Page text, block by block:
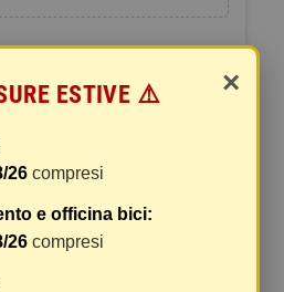
pacco
inviati entro 2 giorni
e vengono spediti
e consegna senza
×
ESTIVE ⚠️
26 compresi
e officina bici:
26 compresi